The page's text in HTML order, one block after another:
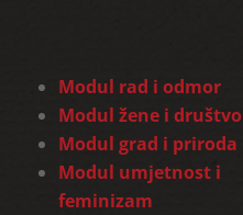
Modul rad i odmor
Modul žene i društvo
Modul grad i priroda
Modul umjetnost i
feminizam